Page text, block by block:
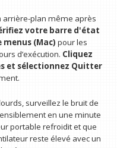
plan même après
votre barre d'état
menus (Mac)pour les
d’exécution. Cliquez
et sélectionnez Quitter
surveillez le bruit de
en une minute
portable refroidit et que
reste élevé avec un